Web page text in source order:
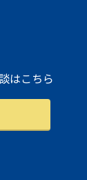
はこちら